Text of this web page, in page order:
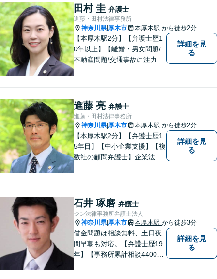
B面談可】【本厚木駅1分】
田村 圭 弁護士
進藤・田村法律事務所
神奈川県| 厚木市 本厚木駅 から徒歩2分
【本厚木駅2分】【弁護士歴1
0年以上】【離婚・男女問題/
不動産問題/交通事故に注力】
う、全力でサポートします。
詳細を見
る
進藤 亮 弁護士
進藤・田村法律事務所
神奈川県| 厚木市 本厚木駅 から徒歩2分
【本厚木駅2分】【弁護士歴1
5年目】【中小企業支援】【複
数社の顧問弁護士】企業法
般民事…交通事故｜労働｜不
動産｜相続｜借金問題
詳細を見
る
石井 琢磨 弁護士
ジン法律事務所弁護士法人
神奈川県| 厚木市 本厚木駅 から徒歩3分
借金問題は相談無料、土日夜
間早朝も対応。【弁護士歴19
年】【事務所累計相談4400件
詳細を見
る